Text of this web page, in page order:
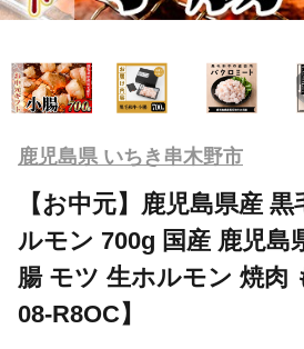
鹿児島県 いちき串木野市
【お中元】鹿児島県産
ルモン 700g 国産 鹿児島
腸 モツ 生ホルモン 焼肉
08-R8OC】